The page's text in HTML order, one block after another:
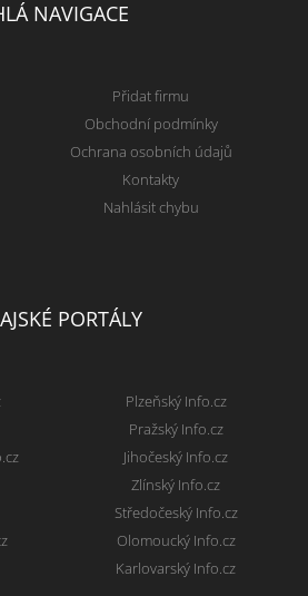
NAVIGACE
Přidat firmu
Obchodní podmínky
Ochrana osobních údajů
Kontakty
Nahlásit chybu
PORTÁLY
Plzeňský Info.cz
Pražský Info.cz
Jihočeský Info.cz
Zlínský Info.cz
Středočeský Info.cz
Olomoucký Info.cz
Karlovarský Info.cz